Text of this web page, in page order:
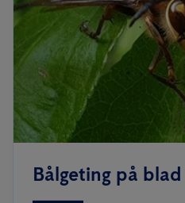
Bålgeting på blad